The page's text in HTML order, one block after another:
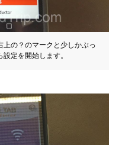
上の？のマークと少しかぶっ
定を開始します。